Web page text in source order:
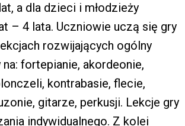
a dla dzieci i młodzieży
– 4 lata. Uczniowie uczą się gry
rozwijających ogólny
fortepianie, akordeonie,
kontrabasie, flecie,
gitarze, perkusji. Lekcje gry
indywidualnego. Z kolei